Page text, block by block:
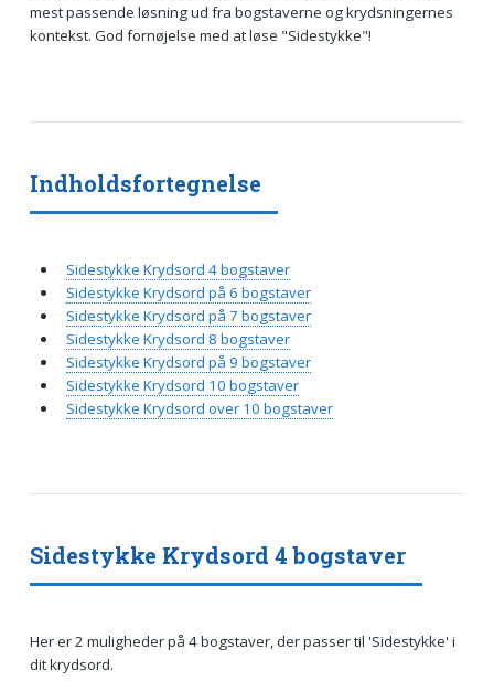
mest passende løsning ud fra bogstaverne og krydsningernes
kontekst. God fornøjelse med at løse "Sidestykke"!
Sidestykke Krydsord 4 bogstaver
Her er 2 muligheder på 4 bogstaver, der passer til 'Sidestykke' i
dit krydsord.
Indholdsfortegnelse
Sidestykke Krydsord 4 bogstaver
Sidestykke Krydsord på 6 bogstaver
Sidestykke Krydsord på 7 bogstaver
Sidestykke Krydsord 8 bogstaver
Sidestykke Krydsord på 9 bogstaver
Sidestykke Krydsord 10 bogstaver
Sidestykke Krydsord over 10 bogstaver